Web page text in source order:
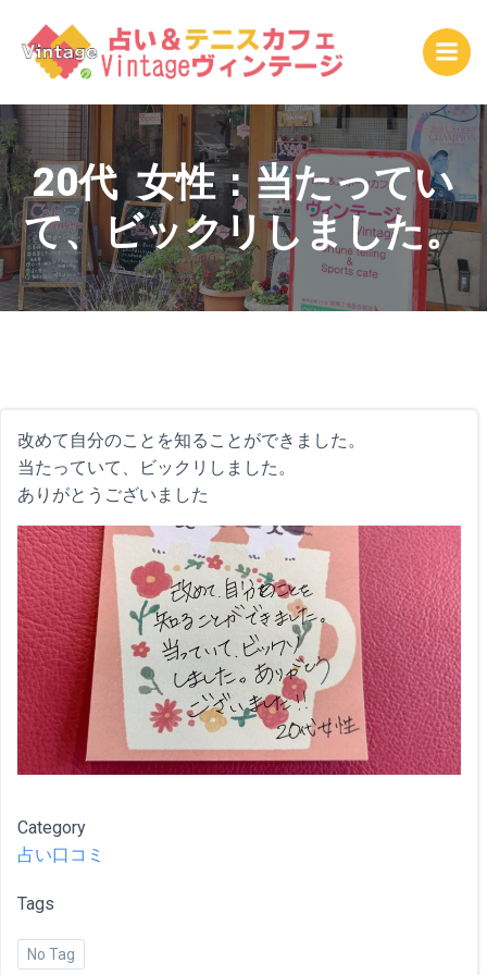
ン
テ
ツ
へ
ス
キ
ッ
プ
20代 女性：当たってい
て、ビックリしました。
改めて自分のことを知ることができました。
当たっていて、ビックリしました。
ありがとうございました
Category
占い口コミ
Tags
No Tag